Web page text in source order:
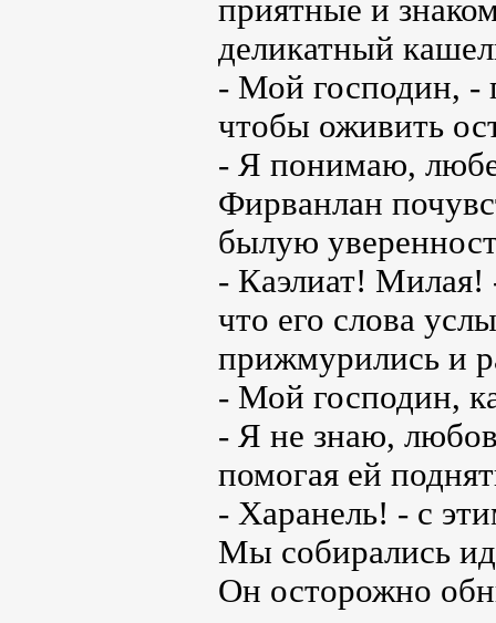
приятные и
деликатный
- Мой господин, -
чтобы оживить
- Я понимаю,
Фирванлан
былую
- Каэлиат! Милая!
что его слова
прижмурились и
- Мой господин,
- Я не знаю,
помогая ей
- Харанель! - с
Мы собирались
Он осторожно